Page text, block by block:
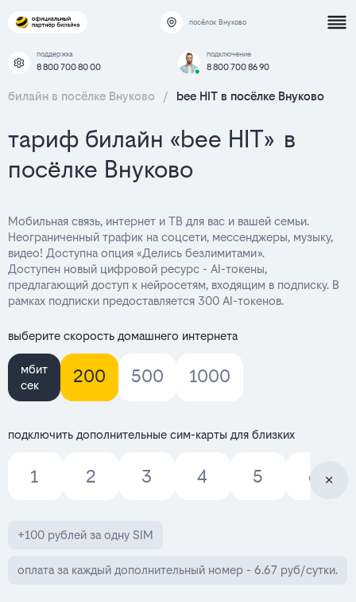
посёлок Внуково
поддержка
8 800 700 80 00
подключение
8 800 700 86 90
билайн в посёлке Внуково / bee HIT в посёлке Внуково
тариф билайн «bee HIT» в
посёлке Внуково
Мобильная связь, интернет и ТВ для вас и вашей семьи.
Неограниченный трафик на соцсети, мессенджеры, музыку,
видео! Доступна опция «Делись безлимитами».
Доступен новый цифровой ресурс - AI-токены,
предлагающий доступ к нейросетям, входящим в подписку. В
рамках подписки предоставляется 300 AI-токенов.
выберите скорость домашнего интернета
мбит
сек
200 500 1000
подключить дополнительные сим-карты для близких
1 2 3 4 5 6
+100 рублей за одну SIM
оплата за каждый дополнительный номер - 6.67 руб/сутки.